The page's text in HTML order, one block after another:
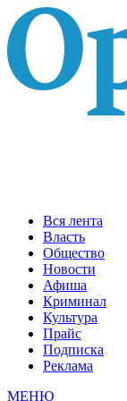
Вся лента
Власть
Общество
Новости
Афиша
Криминал
Культура
Прайс
Подписка
Реклама
МЕНЮ